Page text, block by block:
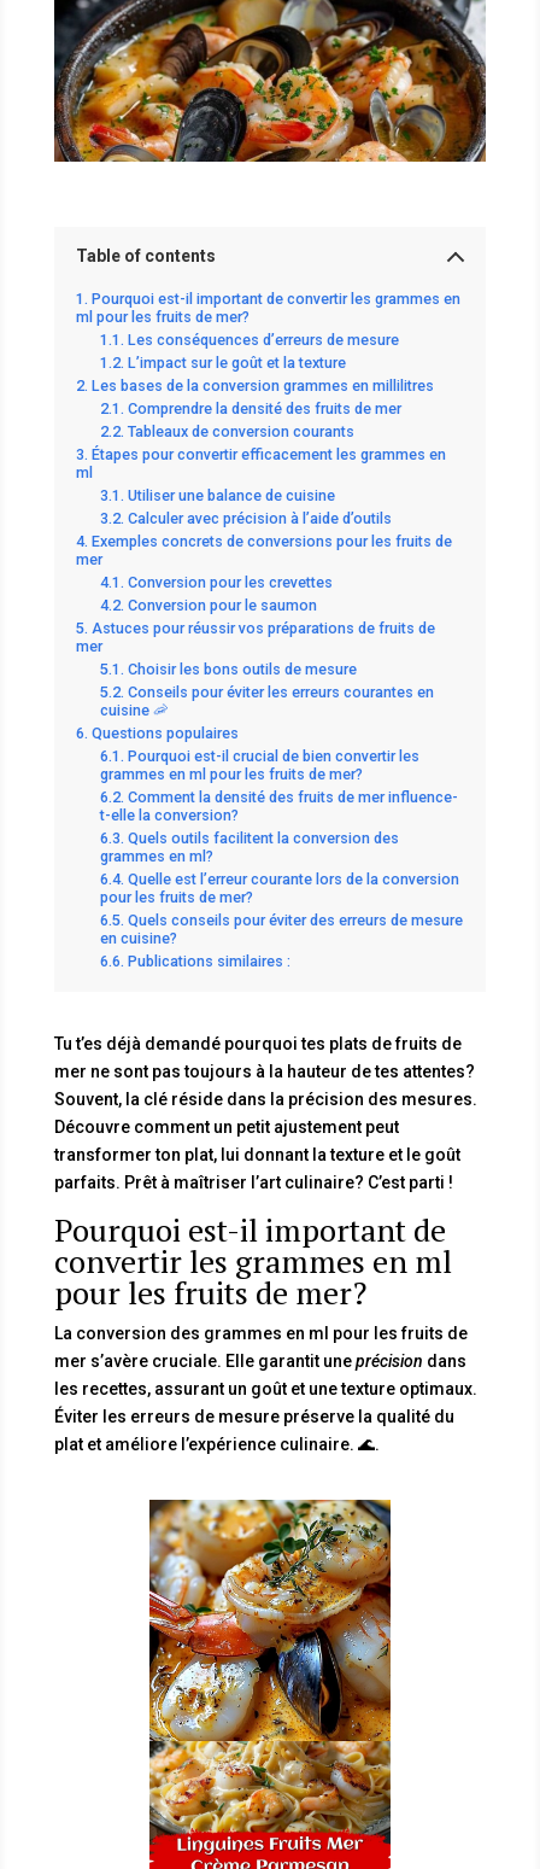
Table of contents
Pourquoi est-il important de convertir les grammes en
ml pour les fruits de mer?
Les conséquences d’erreurs de mesure
L’impact sur le goût et la texture
Les bases de la conversion grammes en millilitres
Comprendre la densité des fruits de mer
Tableaux de conversion courants
Étapes pour convertir efficacement les grammes en
ml
Utiliser une balance de cuisine
Calculer avec précision à l’aide d’outils
Exemples concrets de conversions pour les fruits de
mer
Conversion pour les crevettes
Conversion pour le saumon
Astuces pour réussir vos préparations de fruits de
mer
Choisir les bons outils de mesure
Conseils pour éviter les erreurs courantes en
cuisine 🦐
Questions populaires
Pourquoi est-il crucial de bien convertir les
grammes en ml pour les fruits de mer?
Comment la densité des fruits de mer influence-
t-elle la conversion?
Quels outils facilitent la conversion des
grammes en ml?
Quelle est l’erreur courante lors de la conversion
pour les fruits de mer?
Quels conseils pour éviter des erreurs de mesure
en cuisine?
Publications similaires :
Tu t’es déjà demandé pourquoi tes plats de fruits de
mer ne sont pas toujours à la hauteur de tes attentes?
Souvent, la clé réside dans la précision des mesures.
Découvre comment un petit ajustement peut
transformer ton plat, lui donnant la texture et le goût
parfaits. Prêt à maîtriser l’art culinaire? C’est parti !
Pourquoi est-il important de
convertir les grammes en ml
pour les fruits de mer?
La conversion des grammes en ml pour les fruits de
mer s’avère cruciale. Elle garantit uneprécision dans
les recettes, assurant un goût et une texture optimaux.
Éviter les erreurs de mesure préserve la qualité du
plat et améliore l’expérience culinaire. 🌊.